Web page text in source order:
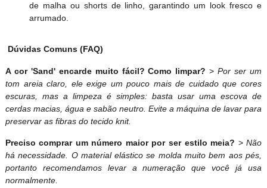
de malha ou shorts de linho, garantindo um look fresco e
arrumado.
Dúvidas Comuns (FAQ)
A cor 'Sand' encarde muito fácil? Como limpar? >Por ser um
tom areia claro, ele exige um pouco mais de cuidado que cores
escuras, mas a limpeza é simples: basta usar uma escova de
cerdas macias, água e sabão neutro. Evite a máquina de lavar para
preservar as fibras do tecido knit.
Preciso comprar um número maior por ser estilo meia? >Não
há necessidade. O material elástico se molda muito bem aos pés,
portanto recomendamos levar a numeração que você já usa
normalmente.